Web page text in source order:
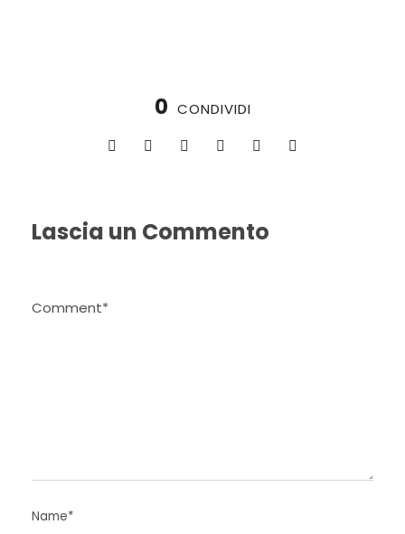
0 CONDIVIDI
Lascia un Commento